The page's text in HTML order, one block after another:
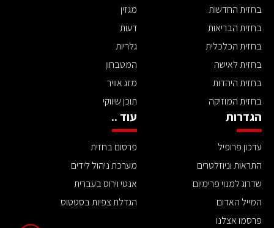
בחזית החדשות
בחזית הבריאות
בחזית הכלכלית
בחזית לאישה
בחזית היהדות
בחזית המוזיקה
מגזין
דעות
גלריות
המטבחון
מזג אוויר
תוכן שיווקי
הגדרות
עדכון פרופיל
התראות וניוזלטרים
שדרוג למנוי פרימיום
המייל האדום
פרסמו אצלנו
עוד ..
פרסום בחזית
מערכת ניהול לידים
אנטי וירוס בעברית
הגדלת צפיות בסטטוס